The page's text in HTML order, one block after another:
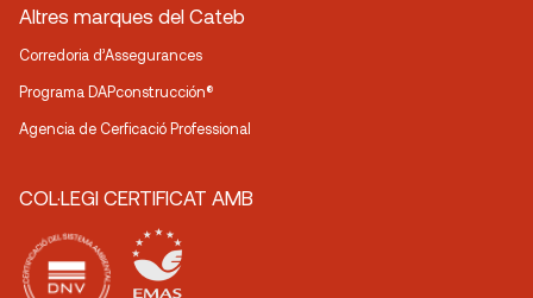
Altres marques del Cateb
Corredoria d’Assegurances
Programa DAPconstrucción®
Agencia de Cerficació Professional
COL·LEGI CERTIFICAT AMB